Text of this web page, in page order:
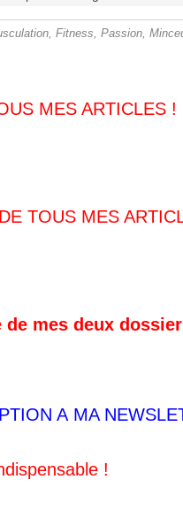
Fitness, Passion,
MES ARTICLES !
TOUS MES
de mes deux
A MA
!